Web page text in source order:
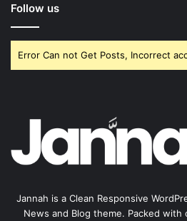
Follow us
Error Can not Get Posts, Incorrect
Jannah is a Clean Responsive
News and Blog theme. Packed